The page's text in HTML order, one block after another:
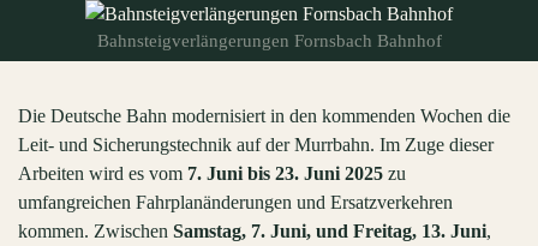
Bahnsteigverlängerungen Fornsbach Bahnhof
Die Deutsche Bahn modernisiert in den kommenden Wochen die
Leit- und Sicherungstechnik auf der Murrbahn. Im Zuge dieser
Arbeiten wird es vom 7. Juni bis 23. Juni 2025 zu
umfangreichen Fahrplanänderungen und Ersatzverkehren
kommen. Zwischen Samstag, 7. Juni, und Freitag, 13. Juni,